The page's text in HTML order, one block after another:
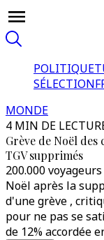
POLITIQUE
SÉLECTION
MONDE
4 MIN DE
Grève de Noël des
TGV supprimés
200.000
Noël après la
d'une grève ,
pour ne pas se
de 12% accordée